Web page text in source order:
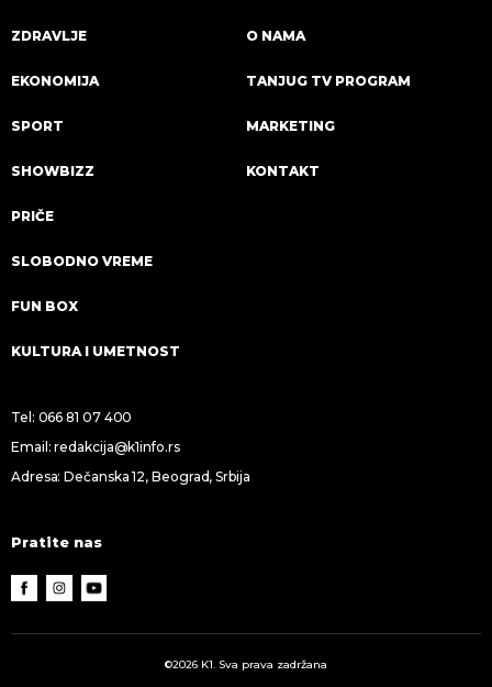
ZDRAVLJE
EKONOMIJA
SPORT
SHOWBIZZ
PRIČE
SLOBODNO VREME
FUN BOX
KULTURA I UMETNOST
O NAMA
TANJUG TV PROGRAM
MARKETING
KONTAKT
Tel: 066 81 07 400
Email:redakcija@k1info.rs
Adresa: Dečanska 12, Beograd, Srbija
Pratite nas
©2026 K1. Sva prava zadržana